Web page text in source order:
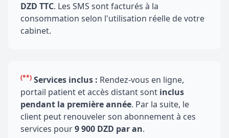
DZD TTC. Les SMS sont facturés à la
consommation selon l'utilisation réelle de votre
cabinet.
(**) Services inclus : Rendez-vous en ligne,
portail patient et accès distant sont inclus
pendant la première année. Par la suite, le
client peut renouveler son abonnement à ces
services pour9 900 DZD par an.